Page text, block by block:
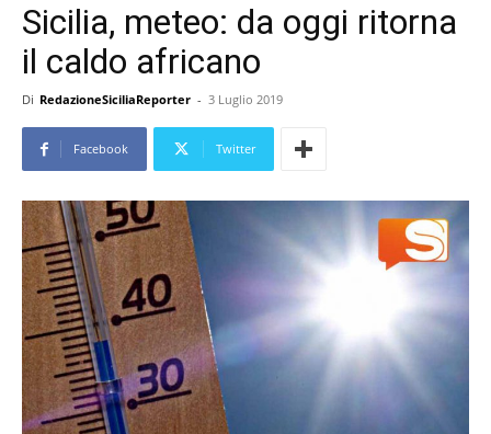
Sicilia, meteo: da oggi ritorna
il caldo africano
Di RedazioneSiciliaReporter - 3 Luglio 2019
Facebook Twitter